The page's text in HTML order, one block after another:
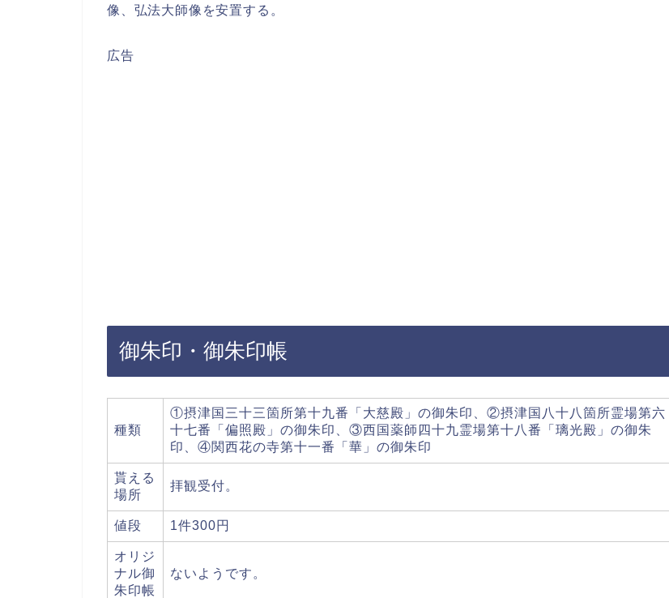
像、弘法大師像を安置する。
広告
御朱印・御朱印帳
種類
①摂津国三十三箇所第十九番「大慈殿」の御朱印、②摂津国八十八箇所霊場第六
十七番「偏照殿」の御朱印、③西国薬師四十九霊場第十八番「璃光殿」の御朱
印、④関西花の寺第十一番「華」の御朱印
貰える
場所
拝観受付。
値段 1件300円
オリジ
ナル御
朱印帳
ないようです。